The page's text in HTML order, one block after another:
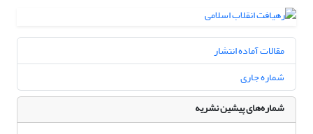
مقالات آماده انتشار
شماره جاری
شماره‌های پیشین نشریه